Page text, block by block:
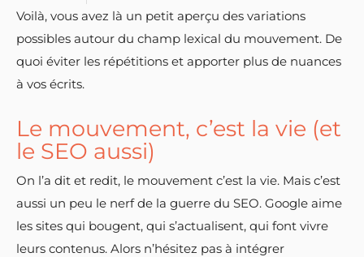
Voilà, vous avez là un petit aperçu des variations
possibles autour du champ lexical du mouvement. De
quoi éviter les répétitions et apporter plus de nuances
à vos écrits.
Le mouvement, c’est la vie (et
le SEO aussi)
On l’a dit et redit, le mouvement c’est la vie. Mais c’est
aussi un peu le nerf de la guerre du SEO. Google aime
les sites qui bougent, qui s’actualisent, qui font vivre
leurs contenus. Alors n’hésitez pas à intégrer